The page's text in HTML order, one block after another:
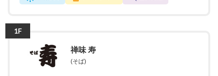
1F
禅味 寿
(そば)